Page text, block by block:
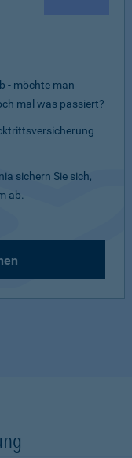
- möchte man
mal was passiert?
sichern Sie sich,
ab.